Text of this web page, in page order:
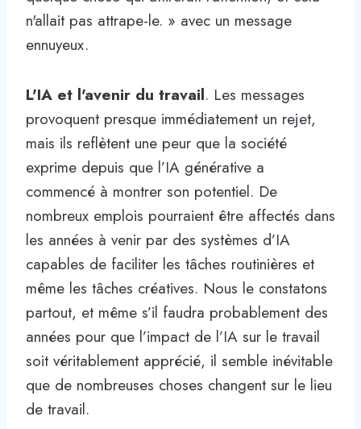
n'allait pas attrape-le. » avec un message
ennuyeux.
L'IA et l'avenir du travail. Les messages
provoquent presque immédiatement un rejet,
mais ils reflètent une peur que la société
exprime depuis que l’IA générative a
commencé à montrer son potentiel. De
nombreux emplois pourraient être affectés dans
les années à venir par des systèmes d’IA
capables de faciliter les tâches routinières et
même les tâches créatives. Nous le constatons
partout, et même s’il faudra probablement des
années pour que l’impact de l’IA sur le travail
soit véritablement apprécié, il semble inévitable
que de nombreuses choses changent sur le lieu
de travail.